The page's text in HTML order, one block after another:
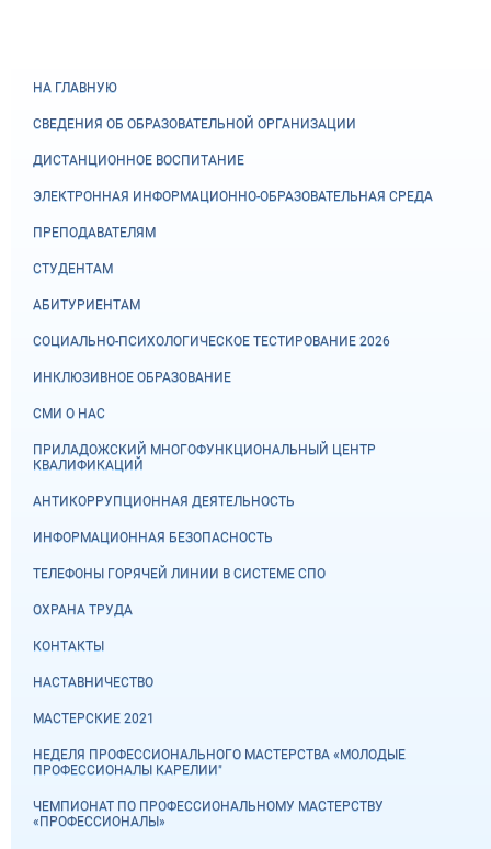
НА ГЛАВНУЮ
СВЕДЕНИЯ ОБ ОБРАЗОВАТЕЛЬНОЙ ОРГАНИЗАЦИИ
ДИСТАНЦИОННОЕ ВОСПИТАНИЕ
ЭЛЕКТРОННАЯ ИНФОРМАЦИОННО-ОБРАЗОВАТЕЛЬНАЯ СРЕДА
ПРЕПОДАВАТЕЛЯМ
СТУДЕНТАМ
АБИТУРИЕНТАМ
СОЦИАЛЬНО-ПСИХОЛОГИЧЕСКОЕ ТЕСТИРОВАНИЕ 2026
ИНКЛЮЗИВНОЕ ОБРАЗОВАНИЕ
СМИ О НАС
ПРИЛАДОЖСКИЙ МНОГОФУНКЦИОНАЛЬНЫЙ ЦЕНТР
КВАЛИФИКАЦИЙ
АНТИКОРРУПЦИОННАЯ ДЕЯТЕЛЬНОСТЬ
ИНФОРМАЦИОННАЯ БЕЗОПАСНОСТЬ
ТЕЛЕФОНЫ ГОРЯЧЕЙ ЛИНИИ В СИСТЕМЕ СПО
ОХРАНА ТРУДА
КОНТАКТЫ
НАСТАВНИЧЕСТВО
МАСТЕРСКИЕ 2021
НЕДЕЛЯ ПРОФЕССИОНАЛЬНОГО МАСТЕРСТВА «МОЛОДЫЕ
ПРОФЕССИОНАЛЫ КАРЕЛИИ"
ЧЕМПИОНАТ ПО ПРОФЕССИОНАЛЬНОМУ МАСТЕРСТВУ
«ПРОФЕССИОНАЛЫ»